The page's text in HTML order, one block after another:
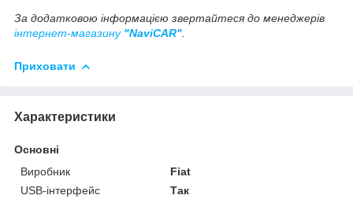
За додатковою інформацією звертайтеся до менеджерів
інтернет-магазину "NaviCAR"
Приховати
Характеристики
Основні
Виробник
Fiat
USB-інтерфейс
Так